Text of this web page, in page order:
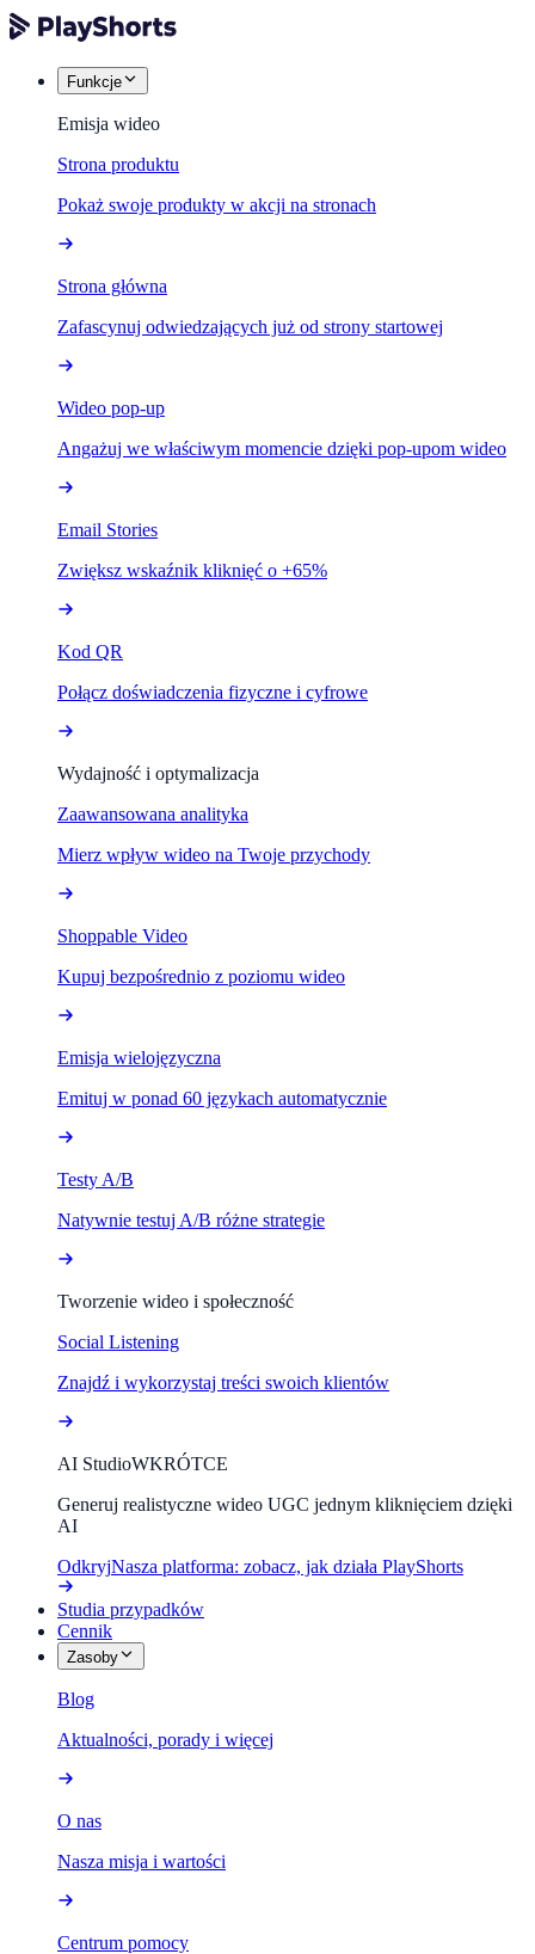
Funkcje
Emisja wideo
Strona produktu
Pokaż swoje produkty w akcji na stronach
Strona główna
Zafascynuj odwiedzających już od strony startowej
Wideo pop-up
Angażuj we właściwym momencie dzięki pop-upom wideo
Email Stories
Zwiększ wskaźnik kliknięć o +65%
Kod QR
Połącz doświadczenia fizyczne i cyfrowe
Wydajność i optymalizacja
Zaawansowana analityka
Mierz wpływ wideo na Twoje przychody
Shoppable Video
Kupuj bezpośrednio z poziomu wideo
Emisja wielojęzyczna
Emituj w ponad 60 językach automatycznie
Testy A/B
Natywnie testuj A/B różne strategie
Tworzenie wideo i społeczność
Social Listening
Znajdź i wykorzystaj treści swoich klientów
AI StudioWKRÓTCE
Generuj realistyczne wideo UGC jednym kliknięciem dzięki
AI
OdkryjNasza platforma: zobacz, jak działa PlayShorts
Studia przypadków
Cennik
Zasoby
Blog
Aktualności, porady i więcej
O nas
Nasza misja i wartości
Centrum pomocy